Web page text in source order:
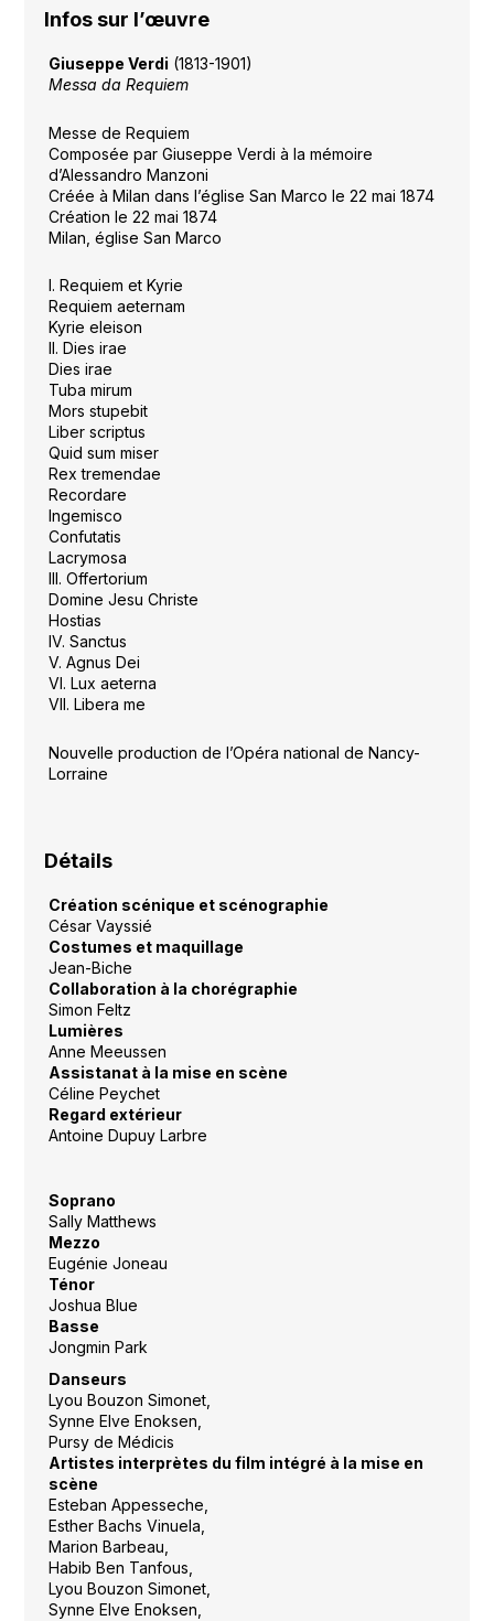
Infos sur l’œuvre
Giuseppe Verdi (1813-1901)
Messa da Requiem
Messe de Requiem
Composée par Giuseppe Verdi à la mémoire
d’Alessandro Manzoni
Créée à Milan dans l’église San Marco le 22 mai 1874
Création le 22 mai 1874
Milan, église San Marco
I. Requiem et Kyrie
Requiem aeternam
Kyrie eleison
II. Dies irae
Dies irae
Tuba mirum
Mors stupebit
Liber scriptus
Quid sum miser
Rex tremendae
Recordare
Ingemisco
Confutatis
Lacrymosa
III. Offertorium
Domine Jesu Christe
Hostias
IV. Sanctus
V. Agnus Dei
VI. Lux aeterna
VII. Libera me
Nouvelle production de l’Opéra national de Nancy-
Lorraine
Détails
Création scénique et scénographie
César Vayssié
Costumes et maquillage
Jean-Biche
Collaboration à la chorégraphie
Simon Feltz
Lumières
Anne Meeussen
Assistanat à la mise en scène
Céline Peychet
Regard extérieur
Antoine Dupuy Larbre
Soprano
Sally Matthews
Mezzo
Eugénie Joneau
Ténor
Joshua Blue
Basse
Jongmin Park
Danseurs
Lyou Bouzon Simonet,
Synne Elve Enoksen,
Pursy de Médicis
Artistes interprètes du film intégré à la mise en
scène
Esteban Appesseche,
Esther Bachs Vinuela,
Marion Barbeau,
Habib Ben Tanfous,
Lyou Bouzon Simonet,
Synne Elve Enoksen,